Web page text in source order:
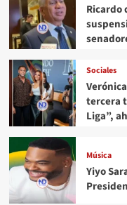
Ricardo
Sociales
tercera
Liga”,
Música
Yiyo